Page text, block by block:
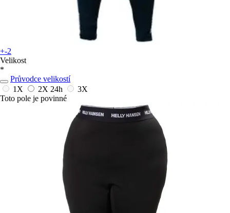
+-2
Velikost
*
Průvodce velikostí
1X
2X 24h
3X
Toto pole je povinné